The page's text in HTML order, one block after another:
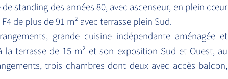
standing des années 80, avec ascenseur, en plein cœur
de plus de 91 m² avec terrasse plein Sud.
grande cuisine indépendante aménagée et
la terrasse de 15 m² et son exposition Sud et Ouest, au
trois chambres dont deux avec accès balcon,